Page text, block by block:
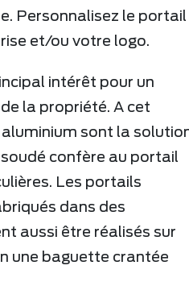
Personnalisez le portail
et/ou votre logo.
intérêt pour un
la propriété. A cet
sont la
confère au portail
Les portails
dans des
aussi être réalisés sur
une baguette crantée